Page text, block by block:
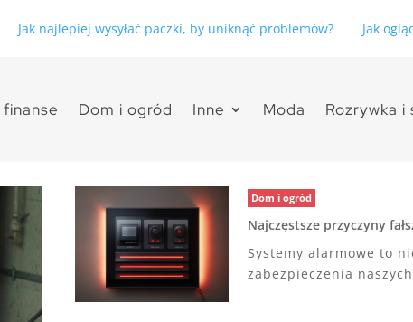
Jak najlepiej wysyłać paczki, by uniknąć problemów? Jak
Dom i ogród Inne Moda Rozrywka i
Dom i ogród
Najczęstsze przyczyny
Systemy alarmowe to
zabezpieczenia